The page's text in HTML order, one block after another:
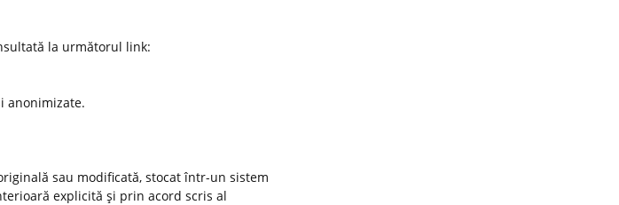
la următorul link:
anonimizate.
sau modificată, stocat într-un sistem
explicită şi prin acord scris al